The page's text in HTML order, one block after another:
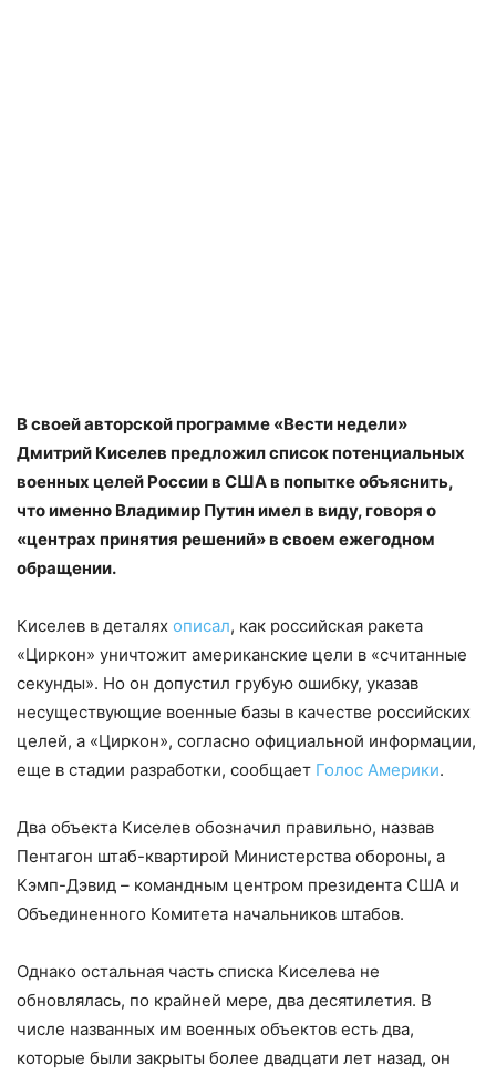
В своей авторской программе «Вести недели»
Дмитрий Киселев предложил список потенциальных
военных целей России в США в попытке объяснить,
что именно Владимир Путин имел в виду, говоря о
«центрах принятия решений» в своем ежегодном
обращении.
Киселев в деталях описал, как российская ракета
«Циркон» уничтожит американские цели в «считанные
секунды». Но он допустил грубую ошибку, указав
несуществующие военные базы в качестве российских
целей, а «Циркон», согласно официальной информации,
еще в стадии разработки, сообщает Голос Америки.
Два объекта Киселев обозначил правильно, назвав
Пентагон штаб-квартирой Министерства обороны, а
Кэмп-Дэвид – командным центром президента США и
Объединенного Комитета начальников штабов.
Однако остальная часть списка Киселева не
обновлялась, по крайней мере, два десятилетия. В
числе названных им военных объектов есть два,
которые были закрыты более двадцати лет назад, он